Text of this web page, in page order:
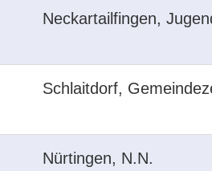
Neckartailfingen,
Schlaitdorf,
Nürtingen, N.N.